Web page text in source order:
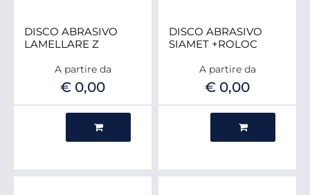
DISCO ABRASIVO
LAMELLARE Z
A partire da
€ 0,00
DISCO ABRASIVO
SIAMET +ROLOC
A partire da
€ 0,00